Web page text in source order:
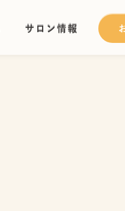
サロン情報
サロン情報